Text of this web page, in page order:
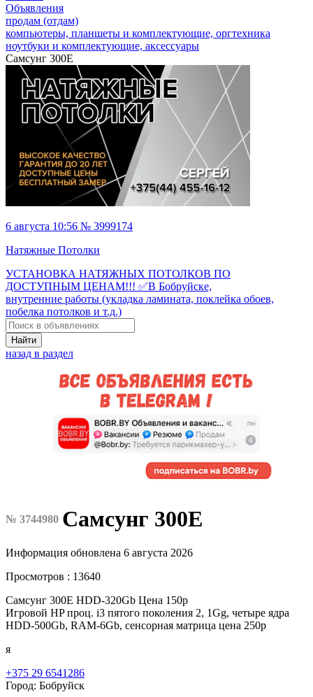
Объявления
продам (отдам)
компьютеры, планшеты и комплектующие, оргтехника
ноутбуки и комплектующие, аксессуары
Самсунг 300Е
6 августа 10:56 № 3999174
Натяжные Потолки
УСТАНОВКА НАТЯЖНЫХ ПОТОЛКОВ ПО
ДОСТУПНЫМ ЦЕНАМ!!! ✅В Бобруйске,
внутренние работы (укладка ламината, поклейка обоев,
побелка потолков и т.д.)
Найти
назад в раздел
№ 3744980 Самсунг 300Е
Информация обновлена 6 августа 2026
Просмотров : 13640
Самсунг 300Е HDD-320Gb Цена 150р
Игровой HP проц. i3 пятого поколения 2, 1Gg, четыре ядра
HDD-500Gb, RAM-6Gb, сенсорная матрица цена 250р
я
+375 29 6541286
Город: Бобруйск